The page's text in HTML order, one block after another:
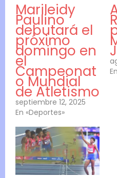
Marileidy
Paulino
debutará el
próximo
domingo en
el
Campeonat
o Mundial
de Atletismo
septiembre 12, 2025
En «Deportes»